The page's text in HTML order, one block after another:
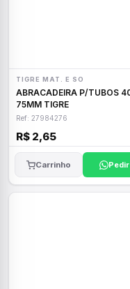
TIGRE MAT. E SO
ABRACADEIRA P/TUBOS 40 A
75MM TIGRE
Ref: 27984276
R$ 2,65
Carrinho Pedir